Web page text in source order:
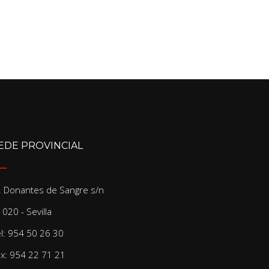
PROVINCIAL
Donantes de Sangre s/n
- Sevilla
954 50 26 30
954 22 71 21